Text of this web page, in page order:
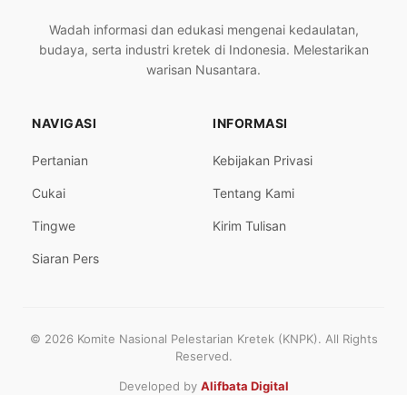
Wadah informasi dan edukasi mengenai kedaulatan,
budaya, serta industri kretek di Indonesia. Melestarikan
warisan Nusantara.
NAVIGASI
Pertanian
Cukai
Tingwe
Siaran Pers
INFORMASI
Kebijakan Privasi
Tentang Kami
Kirim Tulisan
© 2026 Komite Nasional Pelestarian Kretek (KNPK). All Rights
Reserved.
Developed by Alifbata Digital